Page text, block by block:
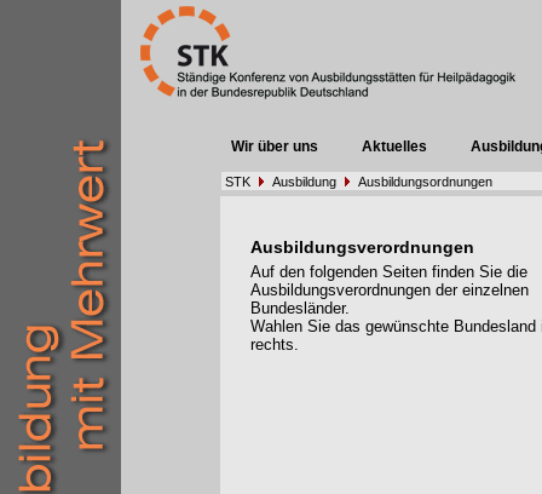
Wir über uns Aktuelles
STK Ausbildung Ausbildungsordnungen
Ausbildungsverordnungen
Auf den folgenden Seiten finden Sie die
Ausbildungsverordnungen der einzelnen
Bundesländer.
Wahlen Sie das gewünschte Bundesland
rechts.